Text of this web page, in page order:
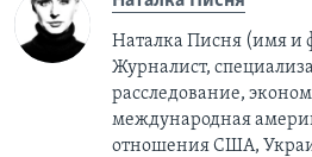
Наталка Писня (имя и
Журналист,
расследование,
международная
отношения США,